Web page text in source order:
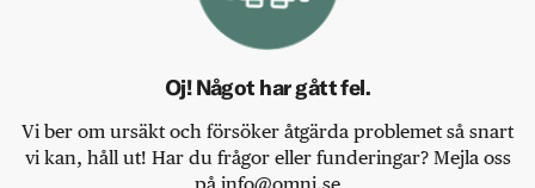
Oj! Något har gått fel.
Vi ber om ursäkt och försöker åtgärda problemet så snart
vi kan, håll ut! Har du frågor eller funderingar? Mejla oss